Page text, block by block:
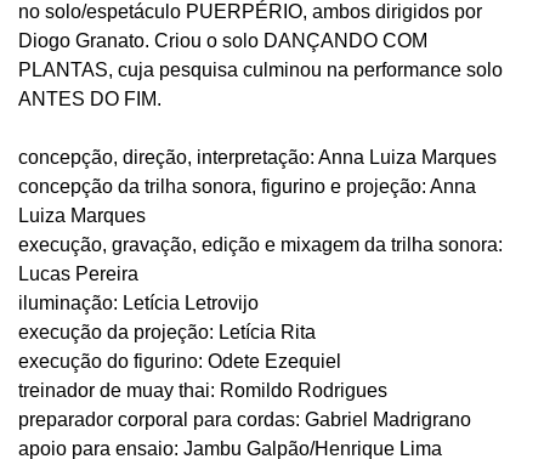
no solo/espetáculo PUERPÉRIO, ambos dirigidos por
Diogo Granato. Criou o solo DANÇANDO COM
PLANTAS, cuja pesquisa culminou na performance solo
ANTES DO FIM.
concepção, direção, interpretação: Anna Luiza Marques
concepção da trilha sonora, figurino e projeção: Anna
Luiza Marques
execução, gravação, edição e mixagem da trilha sonora:
Lucas Pereira
iluminação: Letícia Letrovijo
execução da projeção: Letícia Rita
execução do figurino: Odete Ezequiel
treinador de muay thai: Romildo Rodrigues
preparador corporal para cordas: Gabriel Madrigrano
apoio para ensaio: Jambu Galpão/Henrique Lima